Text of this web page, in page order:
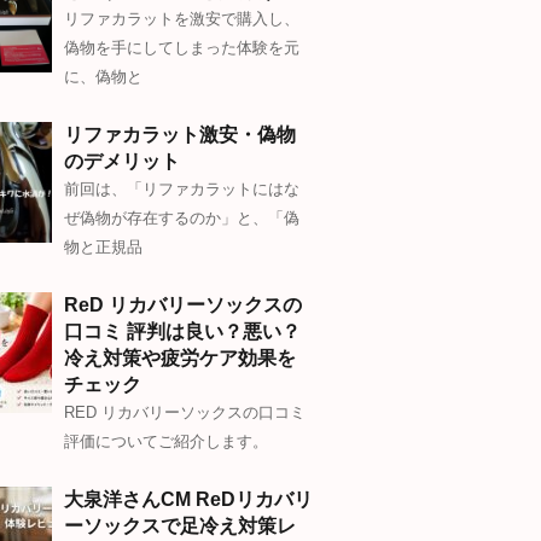
リファカラットを激安で購入し、
偽物を手にしてしまった体験を元
に、偽物と
リファカラット激安・偽物
のデメリット
前回は、「リファカラットにはな
ぜ偽物が存在するのか」と、「偽
物と正規品
ReD リカバリーソックスの
口コミ 評判は良い？悪い？
冷え対策や疲労ケア効果を
チェック
RED リカバリーソックスの口コミ
評価についてご紹介します。
大泉洋さんCM ReDリカバリ
ーソックスで足冷え対策レ